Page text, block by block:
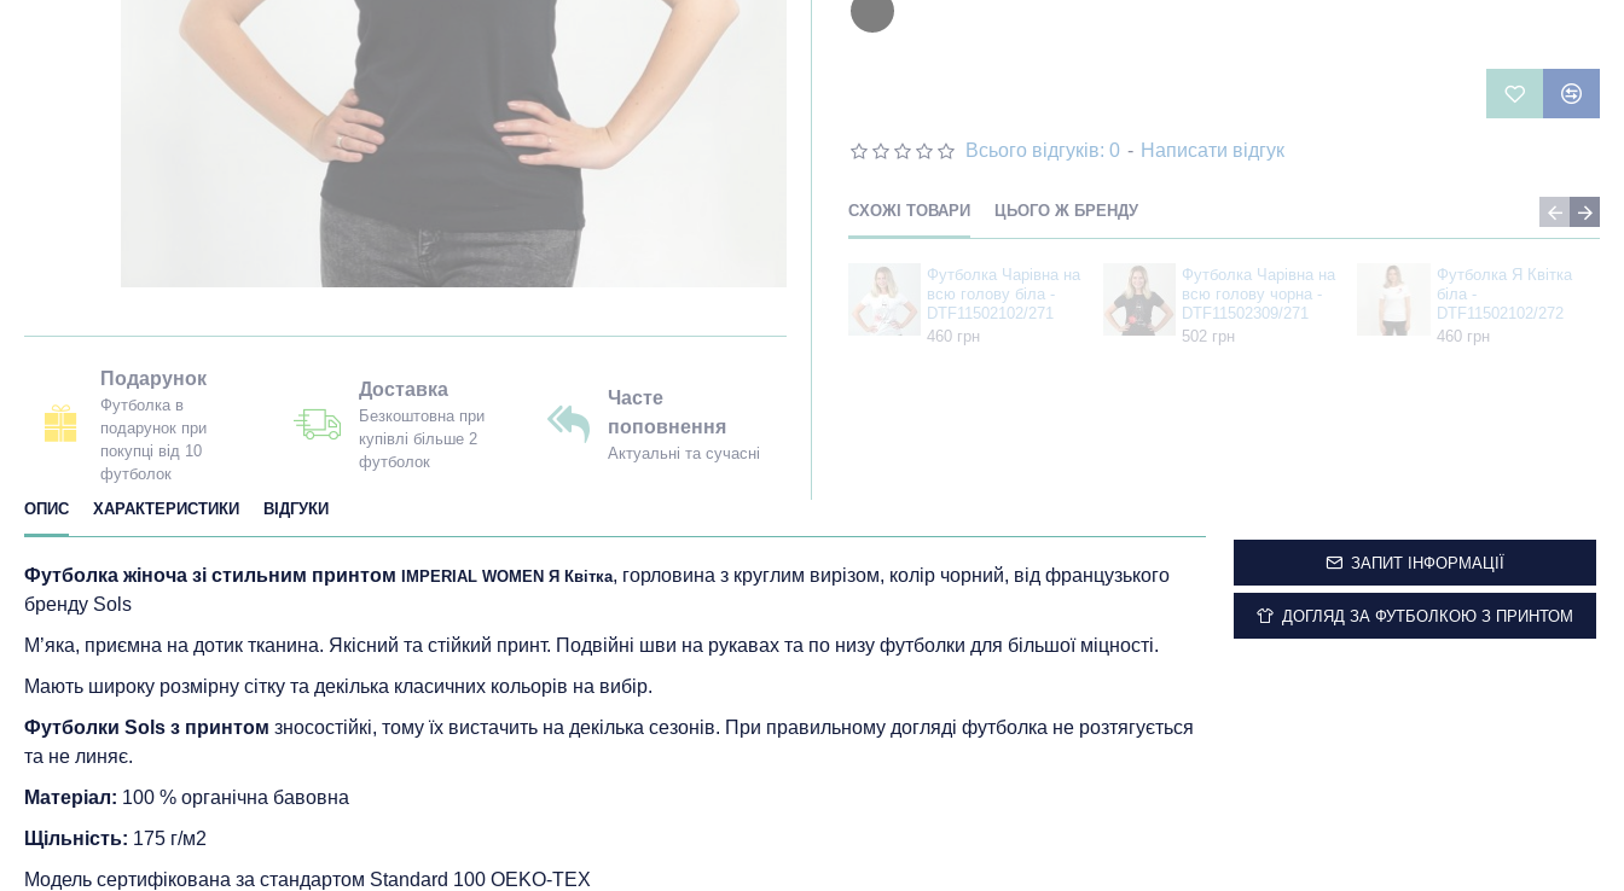
Подарунок
Футболка в
подарунок при
покупці від 10
футболок
Доставка
Безкоштовна при
купівлі більше 2
футболок
Часте
поповнення
Актуальні та сучасні
Всього відгуків: 0 - Написати відгук
СХОЖІ ТОВАРИ ЦЬОГО Ж БРЕНДУ
Футболка Чарівна на
всю голову біла -
DTF11502102/271
460 грн
Футболка Чарівна на
всю голову чорна -
DTF11502309/271
502 грн
Футболка Я Квітка
біла -
DTF11502102/272
460 грн
ОПИС ХАРАКТЕРИСТИКИ ВІДГУКИ
Футболка жіноча зі стильним принтом IMPERIAL WOMEN Я Квітка, горловина з круглим вирізом, колір чорний, від французького
бренду Sols
М’яка, приємна на дотик тканина. Якісний та стійкий принт. Подвійні шви на рукавах та по низу футболки для більшої міцності.
Мають широку розмірну сітку та декілька класичних кольорів на вибір.
Футболки Sols з принтом зносостійкі, тому їх вистачить на декілька сезонів. При правильному догляді футболка не розтягується
та не линяє.
Матеріал: 100 % органічна бавовна
Щільність: 175 г/м2
Модель сертифікована за стандартом Standard 100 ОEKO-TEX
ЗАПИТ ІНФОРМАЦІЇ
ДОГЛЯД ЗА ФУТБОЛКОЮ З ПРИНТОМ